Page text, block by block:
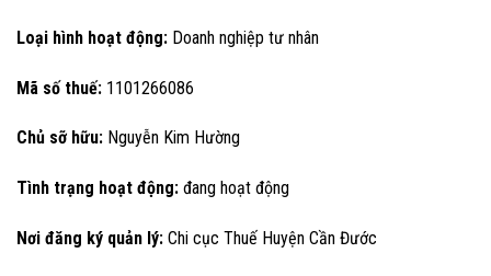
Loại hình hoạt động: Doanh nghiệp tư nhân
Mã số thuế: 1101266086
Chủ sỡ hữu: Nguyễn Kim Hường
Tình trạng hoạt động: đang hoạt động
Nơi đăng ký quản lý: Chi cục Thuế Huyện Cần Đước